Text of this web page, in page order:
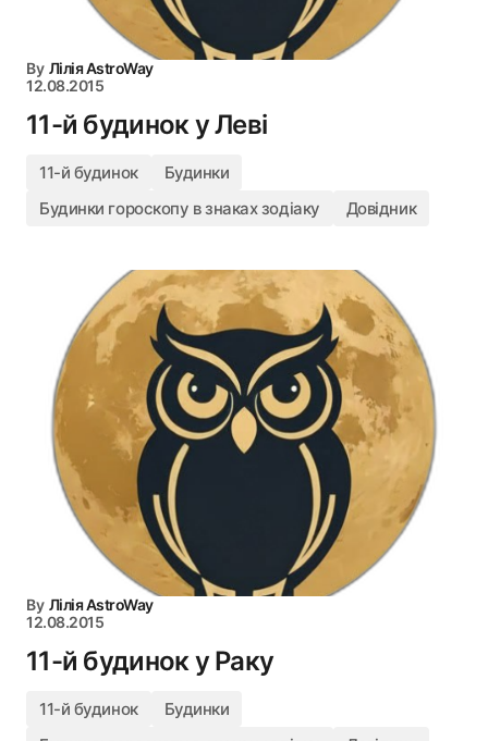
By Лілія AstroWay
12.08.2015
11-й будинок у Леві
11-й будинок
Будинки
Будинки гороскопу в знаках зодіаку
Довідник
By Лілія AstroWay
12.08.2015
11-й будинок у Раку
11-й будинок
Будинки